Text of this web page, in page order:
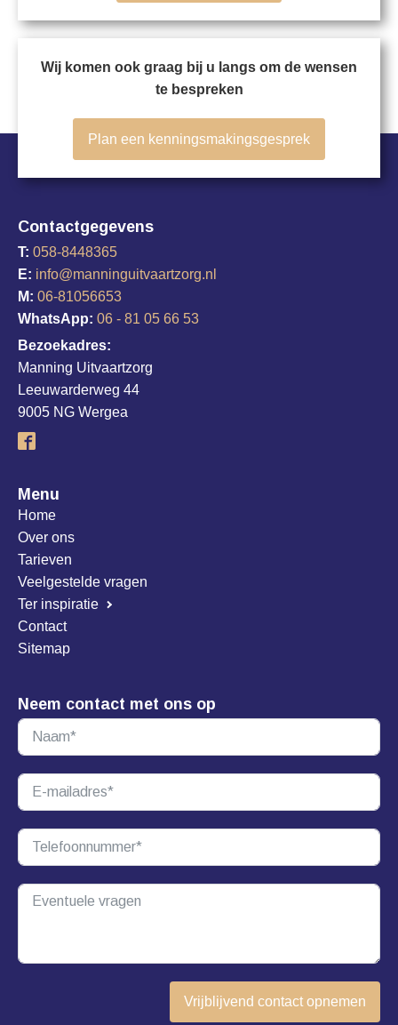
Wij komen ook graag bij u langs om de wensen
te bespreken
Plan een kenningsmakingsgesprek
Contactgegevens
T: 058-8448365
E: info@manninguitvaartzorg.nl
M: 06-81056653
WhatsApp: 06 - 81 05 66 53
Bezoekadres:
Manning Uitvaartzorg
Leeuwarderweg 44
9005 NG Wergea
Menu
Home
Over ons
Tarieven
Veelgestelde vragen
Ter inspiratie
Contact
Sitemap
Neem contact met ons op
Vrijblijvend contact opnemen